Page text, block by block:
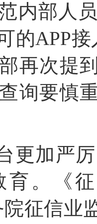
内部人
的APP
再次提
询要慎
更加严
育。《
院征信业